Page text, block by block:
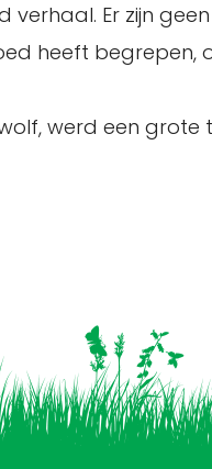
Er zijn
heeft
werd een